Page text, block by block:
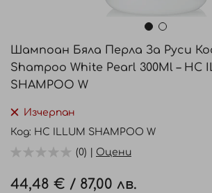
началото
на
галерия
със
Шампоан Бяла Перла За Руси
Shampoo White Pearl 300Ml – HC
SHAMPOO W
Изчерпан
Код HC ILLUM SHAMPOO W
(0) | Оцени
44,48 € / 87,00 лв.